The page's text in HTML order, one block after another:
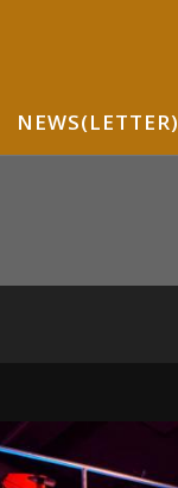
NEWS(LETTER)